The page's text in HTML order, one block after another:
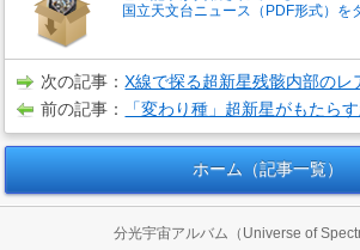
国立天文台ニュース（PDF形式）を
次の記事：X線で探る超新星残骸内部のレ
前の記事：
「変わり種」超新星がもたら
ホーム（記事一覧）
分光宇宙アルバム（Universe of